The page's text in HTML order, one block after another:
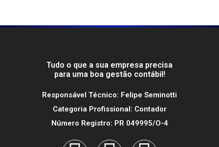
Tudo o que a sua empresa precisa
para uma boa gestão contábil!
Responsável Técnico: Felipe Seminotti
Categoria Profissional: Contador
Número Registro: PR 049995/O-4